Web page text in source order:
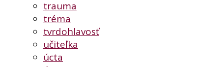
trauma
tréma
tvrdohlavosť
učiteľka
úcta